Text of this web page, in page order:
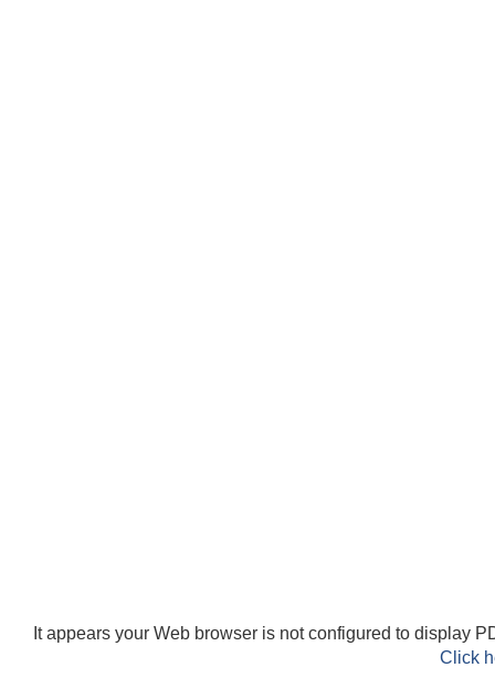
It appears your Web browser is not configured to display
Click